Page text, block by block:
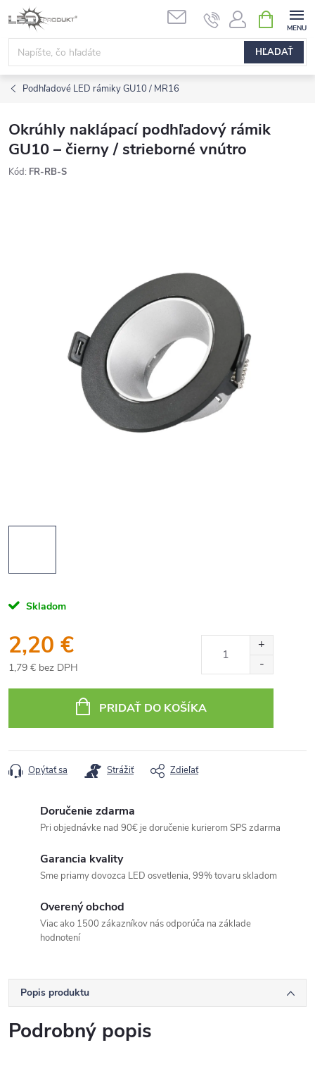
Prejsť
na
obsah
HĽADAŤ
KOŠÍK
Podhľadové LED rámiky GU10 / MR16
Okrúhly naklápací podhľadový rámik
GU10 – čierny / strieborné vnútro
Kód: FR-RB-S
Skladom
2,20 €
1,79 € bez DPH
cena:
PRIDAŤ DO KOŠÍKA
Opýtať sa Strážiť Zdieľať
Doručenie zdarma
Pri objednávke nad 90€ je doručenie kurierom SPS zdarma
Garancia kvality
Sme priamy dovozca LED osvetlenia, 99% tovaru skladom
Overený obchod
Viac ako 1500 zákazníkov nás odporúča na základe
hodnotení
Popis produktu
Podrobný popis